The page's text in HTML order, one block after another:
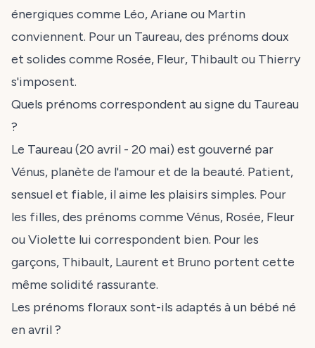
énergiques comme Léo, Ariane ou Martin
conviennent. Pour un Taureau, des prénoms doux
et solides comme Rosée, Fleur, Thibault ou Thierry
s'imposent.
Quels prénoms correspondent au signe du Taureau
?
Le Taureau (20 avril - 20 mai) est gouverné par
Vénus, planète de l'amour et de la beauté. Patient,
sensuel et fiable, il aime les plaisirs simples. Pour
les filles, des prénoms comme Vénus, Rosée, Fleur
ou Violette lui correspondent bien. Pour les
garçons, Thibault, Laurent et Bruno portent cette
même solidité rassurante.
Les prénoms floraux sont-ils adaptés à un bébé né
en avril ?